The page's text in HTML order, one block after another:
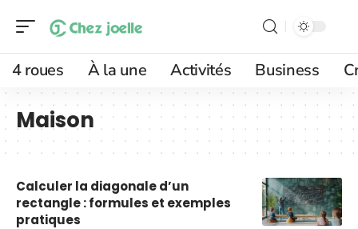
4 roues À la une Activités Business
Maison
Calculer la diagonale d’un
rectangle : formules et exemples
pratiques